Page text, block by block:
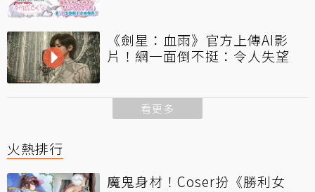
《劍星：血雨》官方上傳AI影
片！網一面倒不挺：令人失望
看更多
火熱排行
魔鬼身材！Coser扮《勝利女